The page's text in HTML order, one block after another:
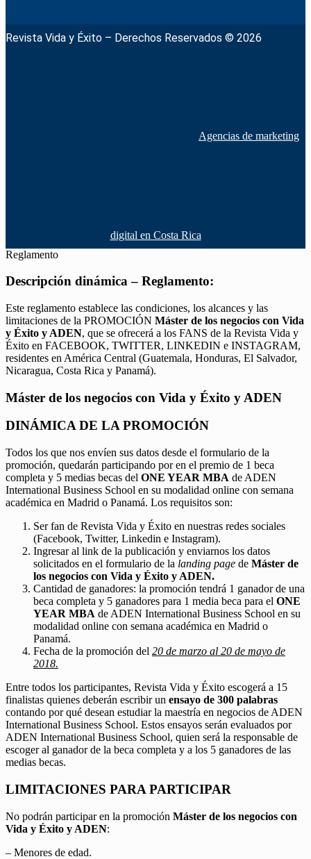
Revista Vida y Éxito – Derechos Reservados © 2026
Agencias de marketing
digital en Costa Rica
Reglamento
Descripción dinámica – Reglamento:
Este reglamento establece las condiciones, los alcances y las
limitaciones de la PROMOCIÓN Máster de los negocios con Vida
y Éxito y ADEN, que se ofrecerá a los FANS de la Revista Vida y
Éxito en FACEBOOK, TWITTER, LINKEDIN e INSTAGRAM,
residentes en América Central (Guatemala, Honduras, El Salvador,
Nicaragua, Costa Rica y Panamá).
Máster de los negocios con Vida y Éxito y ADEN
DINÁMICA DE LA PROMOCIÓN
Todos los que nos envíen sus datos desde el formulario de la
promoción, quedarán participando por en el premio de 1 beca
completa y 5 medias becas del ONE YEAR MBA de ADEN
International Business School en su modalidad online con semana
académica en Madrid o Panamá. Los requisitos son:
Ser fan de Revista Vida y Éxito en nuestras redes sociales
(Facebook, Twitter, Linkedin e Instagram).
Ingresar al link de la publicación y enviarnos los datos
solicitados en el formulario de la landing page de Máster de
los negocios con Vida y Éxito y ADEN.
Cantidad de ganadores: la promoción tendrá 1 ganador de una
beca completa y 5 ganadores para 1 media beca para el ONE
YEAR MBA de ADEN International Business School en su
modalidad online con semana académica en Madrid o
Panamá.
Fecha de la promoción del 20 de marzo al 20 de mayo de
2018.
Entre todos los participantes, Revista Vida y Éxito escogerá a 15
finalistas quienes deberán escribir un ensayo de 300 palabras
contando por qué desean estudiar la maestría en negocios de ADEN
International Business School. Estos ensayos serán evaluados por
ADEN International Business School, quien será la responsable de
escoger al ganador de la beca completa y a los 5 ganadores de las
medias becas.
LIMITACIONES PARA PARTICIPAR
No podrán participar en la promoción Máster de los negocios con
Vida y Éxito y ADEN:
– Menores de edad.